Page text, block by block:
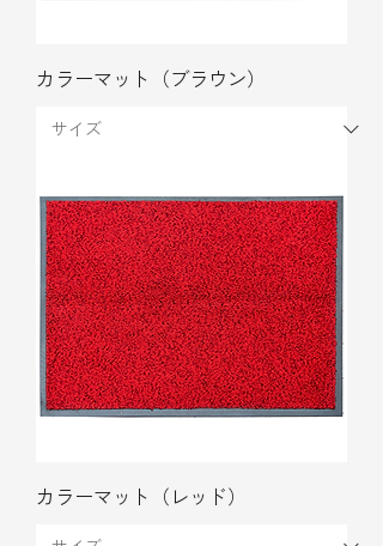
カラーマット（ブラウン）
カラーマット（レッド）